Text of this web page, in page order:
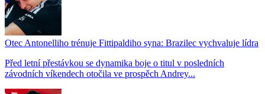
Otec Antonelliho trénuje Fittipaldiho syna: Brazilec vychvaluje lídra
Před letní přestávkou se dynamika boje o titul v posledních
závodních víkendech otočila ve prospěch Andrey...